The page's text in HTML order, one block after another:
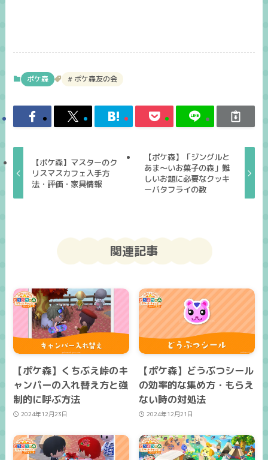
ポケ森 ポケ森友の会
【ポケ森】マスターのク
リスマスカフェ入手方
法・評価・家具情報
【ポケ森】「ジングルと
あま～いお菓子の森」難
しいお題に必要なクッキ
ーバタフライの数
関連記事
【ポケ森】くちぶえ峠のキ
ャンパーの入れ替え方と強
制的に呼ぶ方法
2024年12月23日
【ポケ森】どうぶつシール
の効率的な集め方・もらえ
ない時の対処法
2024年12月21日